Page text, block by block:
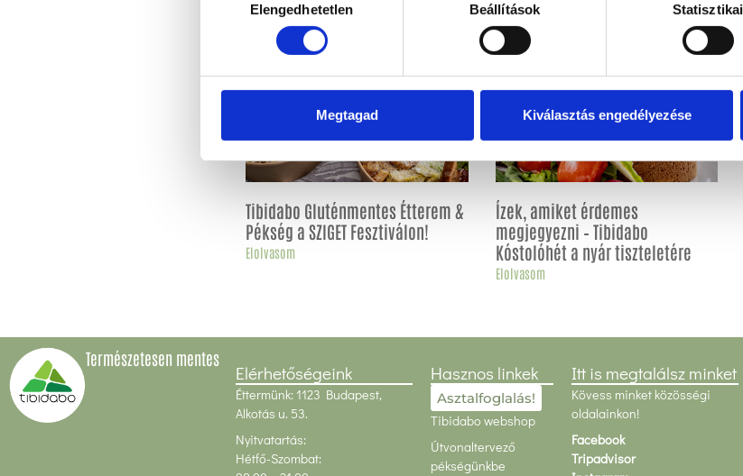
kiválasztásaElengedhetetlen Beállítások Statisztikai
Megtagad Kiválasztás engedélyezése
További bejegyzéseink
Tibidabo Gluténmentes Étterem &
Pékség a SZIGET Fesztiválon!
Elolvasom
Ízek, amiket érdemes
megjegyezni – Tibidabo
Kóstolóhét a nyár tiszteletére
Elolvasom
Természetesen mentes
Elérhetőségeink
Éttermünk: 1123 Budapest,
Alkotás u. 53.
Nyitvatartás:
Hétfő-Szombat:
Hasznos linkek
Asztalfoglalás!
Tibidabo webshop
Útvonaltervező
pékségünkbe
Itt is megtalálsz minket
Kövess minket közösségi
oldalainkon!
Facebook
Tripadvisor